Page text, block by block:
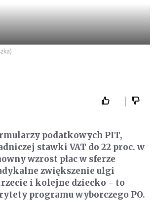
podatkowych PIT,
stawki VAT do 22 proc. w
wzrost płac w sferze
zwiększenie ulgi
i kolejne dziecko - to
programu wyborczego PO.